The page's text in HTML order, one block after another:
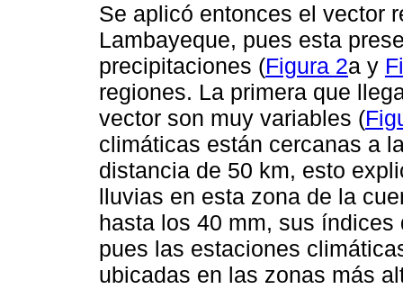
Se aplicó entonces el vector
Lambayeque, pues esta
precipitaciones (Figura 2a y
regiones. La primera que
vector son muy variables (
climáticas están cercanas a
distancia de 50 km, esto
lluvias en esta zona de la
hasta los 40 mm, sus
pues las estaciones
ubicadas en las zonas más